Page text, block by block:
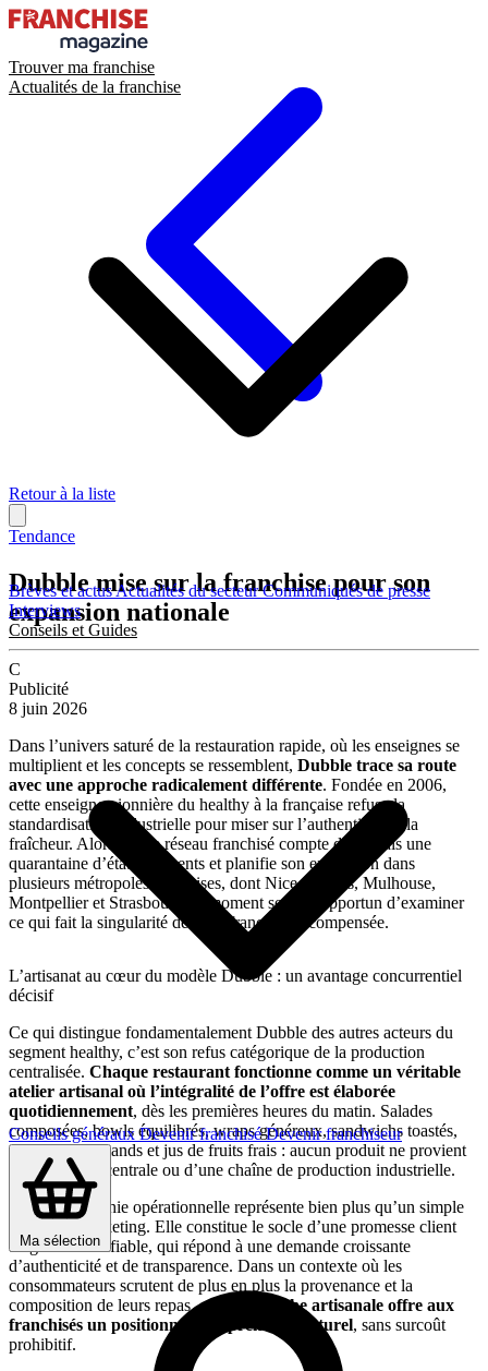
Trouver ma franchise
Actualités de la franchise
Brèves et actusActualités du secteurCommuniqués de presse
Interviews
Conseils et Guides
Conseils générauxDevenir franchiséDevenir franchiseur
Ma sélection
Retour à la liste
Tendance
Dubble mise sur la franchise pour son
expansion nationale
C
Publicité
8 juin 2026
Dans l’univers saturé de la restauration rapide, où les enseignes se
multiplient et les concepts se ressemblent, Dubble trace sa route
avec une approche radicalement différente. Fondée en 2006,
cette enseigne pionnière du healthy à la française refuse la
standardisation industrielle pour miser sur l’authenticité et la
fraîcheur. Alors que le réseau franchisé compte désormais une
quarantaine d’établissements et planifie son expansion dans
plusieurs métropoles françaises, dont Nice, Nantes, Mulhouse,
Montpellier et Strasbourg, le moment semble opportun d’examiner
ce qui fait la singularité de cette franchise récompensée.
L’artisanat au cœur du modèle Dubble : un avantage concurrentiel
décisif
Ce qui distingue fondamentalement Dubble des autres acteurs du
segment healthy, c’est son refus catégorique de la production
centralisée. Chaque restaurant fonctionne comme un véritable
atelier artisanal où l’intégralité de l’offre est élaborée
quotidiennement, dès les premières heures du matin. Salades
composées, bowls équilibrés, wraps généreux, sandwichs toastés,
desserts gourmands et jus de fruits frais : aucun produit ne provient
d’une cuisine centrale ou d’une chaîne de production industrielle.
Cette philosophie opérationnelle représente bien plus qu’un simple
argument marketing. Elle constitue le socle d’une promesse client
tangible et vérifiable, qui répond à une demande croissante
d’authenticité et de transparence. Dans un contexte où les
consommateurs scrutent de plus en plus la provenance et la
composition de leurs repas,cette approche artisanale offre aux
franchisés un positionnement premium naturel, sans surcoût
prohibitif.